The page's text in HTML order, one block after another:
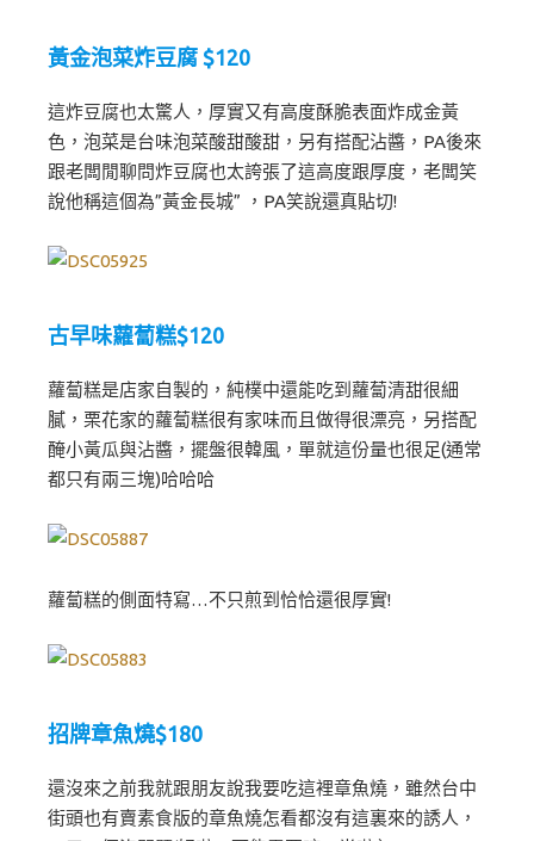
黃金泡菜炸豆腐 $120
這炸豆腐也太驚人，厚實又有高度酥脆表面炸成金黃
色，泡菜是台味泡菜酸甜酸甜，另有搭配沾醬，PA後來
跟老闆閒聊問炸豆腐也太誇張了這高度跟厚度，老闆笑
說他稱這個為”黃金長城” ，PA笑說還真貼切!
古早味蘿蔔糕$120
蘿蔔糕是店家自製的，純樸中還能吃到蘿蔔清甜很細
膩，栗花家的蘿蔔糕很有家味而且做得很漂亮，另搭配
醃小黃瓜與沾醬，擺盤很韓風，單就這份量也很足(通常
都只有兩三塊)哈哈哈
蘿蔔糕的側面特寫…不只煎到恰恰還很厚實!
招牌章魚燒$180
還沒來之前我就跟朋友說我要吃這裡章魚燒，雖然台中
街頭也有賣素食版的章魚燒怎看都沒有這裏來的誘人，